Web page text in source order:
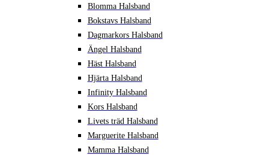
Blomma Halsband
Bokstavs Halsband
Dagmarkors Halsband
Ängel Halsband
Häst Halsband
Hjärta Halsband
Infinity Halsband
Kors Halsband
Livets träd Halsband
Marguerite Halsband
Mamma Halsband